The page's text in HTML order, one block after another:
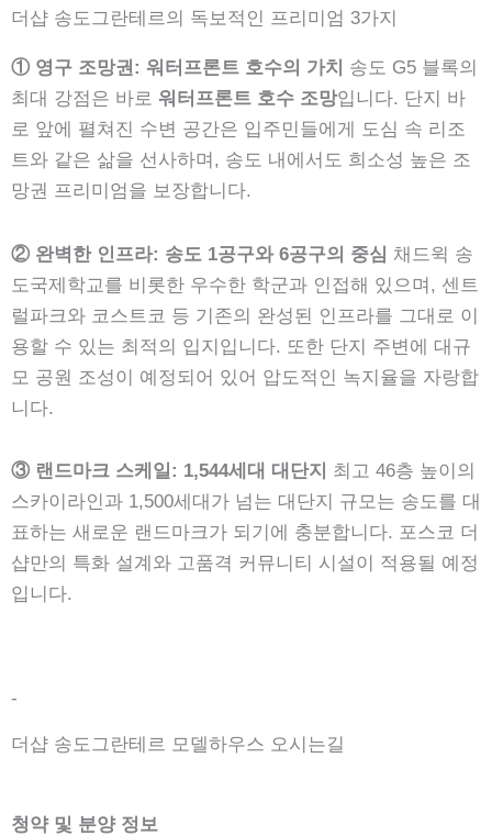
더샵 송도그란테르의 독보적인 프리미엄 3가지
① 영구 조망권: 워터프론트 호수의 가치 송도 G5 블록의
최대 강점은 바로 워터프론트 호수 조망입니다. 단지 바
로 앞에 펼쳐진 수변 공간은 입주민들에게 도심 속 리조
트와 같은 삶을 선사하며, 송도 내에서도 희소성 높은 조
망권 프리미엄을 보장합니다.
② 완벽한 인프라: 송도 1공구와 6공구의 중심 채드윅 송
도국제학교를 비롯한 우수한 학군과 인접해 있으며, 센트
럴파크와 코스트코 등 기존의 완성된 인프라를 그대로 이
용할 수 있는 최적의 입지입니다. 또한 단지 주변에 대규
모 공원 조성이 예정되어 있어 압도적인 녹지율을 자랑합
니다.
③ 랜드마크 스케일: 1,544세대 대단지 최고 46층 높이의
스카이라인과 1,500세대가 넘는 대단지 규모는 송도를 대
표하는 새로운 랜드마크가 되기에 충분합니다. 포스코 더
샵만의 특화 설계와 고품격 커뮤니티 시설이 적용될 예정
입니다.
-
더샵 송도그란테르 모델하우스 오시는길
청약 및 분양 정보